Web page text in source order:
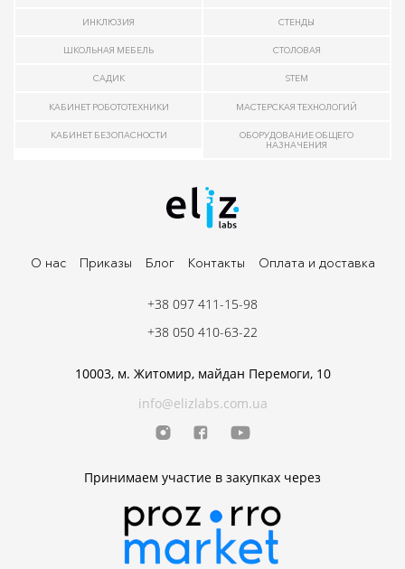
ИНКЛЮЗИЯ СТЕНДЫ
ШКОЛЬНАЯ МЕБЕЛЬ СТОЛОВАЯ
САДИК STEM
КАБИНЕТ РОБОТОТЕХНИКИ МАСТЕРСКАЯ ТЕХНОЛОГИЙ
КАБИНЕТ БЕЗОПАСНОСТИ
ОБОРУДОВАНИЕ ОБЩЕГО
НАЗНАЧЕНИЯ
О нас Приказы Блог Контакты Оплата и доставка
10003, м. Житомир, майдан Перемоги, 10
info@elizlabs.com.ua
Принимаем участие в закупках через
+38 097 411-15-98
+38 050 410-63-22